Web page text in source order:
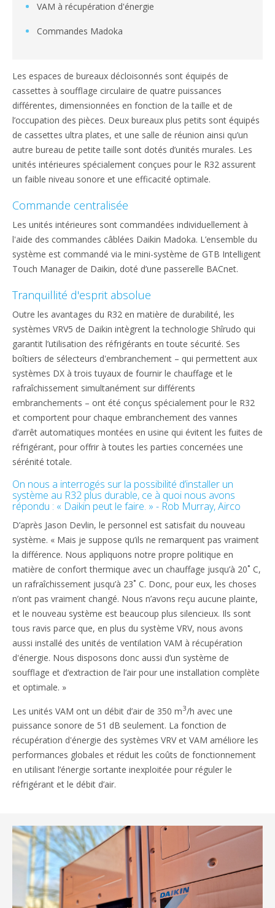
VAM à récupération d'énergie
Commandes Madoka
Les espaces de bureaux décloisonnés sont équipés de
cassettes à soufflage circulaire de quatre puissances
différentes, dimensionnées en fonction de la taille et de
l’occupation des pièces. Deux bureaux plus petits sont équipés
de cassettes ultra plates, et une salle de réunion ainsi qu’un
autre bureau de petite taille sont dotés d’unités murales. Les
unités intérieures spécialement conçues pour le R32 assurent
un faible niveau sonore et une efficacité optimale.
Commande centralisée
Les unités intérieures sont commandées individuellement à
l'aide des commandes câblées Daikin Madoka. L’ensemble du
système est commandé via le mini-système de GTB Intelligent
Touch Manager de Daikin, doté d’une passerelle BACnet.
Tranquillité d'esprit absolue
Outre les avantages du R32 en matière de durabilité, les
systèmes VRV5 de Daikin intègrent la technologie Shîrudo qui
garantit l’utilisation des réfrigérants en toute sécurité. Ses
boîtiers de sélecteurs d'embranchement – qui permettent aux
systèmes DX à trois tuyaux de fournir le chauffage et le
rafraîchissement simultanément sur différents
embranchements – ont été conçus spécialement pour le R32
et comportent pour chaque embranchement des vannes
d’arrêt automatiques montées en usine qui évitent les fuites de
réfrigérant, pour offrir à toutes les parties concernées une
sérénité totale.
On nous a interrogés sur la possibilité d’installer un
système au R32 plus durable, ce à quoi nous avons
répondu : « Daikin peut le faire. » - Rob Murray, Airco
D’après Jason Devlin, le personnel est satisfait du nouveau
système. « Mais je suppose qu’ils ne remarquent pas vraiment
la différence. Nous appliquons notre propre politique en
matière de confort thermique avec un chauffage jusqu’à 20˚ C,
un rafraîchissement jusqu’à 23˚ C. Donc, pour eux, les choses
n’ont pas vraiment changé. Nous n’avons reçu aucune plainte,
et le nouveau système est beaucoup plus silencieux. Ils sont
tous ravis parce que, en plus du système VRV, nous avons
aussi installé des unités de ventilation VAM à récupération
d'énergie. Nous disposons donc aussi d’un système de
soufflage et d’extraction de l’air pour une installation complète
et optimale. »
Les unités VAM ont un débit d’air de 350 m3/h avec une
puissance sonore de 51 dB seulement. La fonction de
récupération d'énergie des systèmes VRV et VAM améliore les
performances globales et réduit les coûts de fonctionnement
en utilisant l’énergie sortante inexploitée pour réguler le
réfrigérant et le débit d’air.